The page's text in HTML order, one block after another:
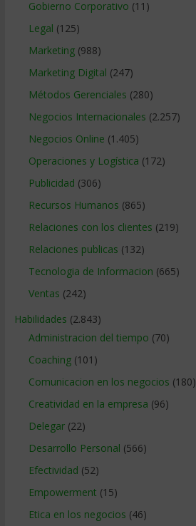
Gobierno Corporativo (11)
Legal (125)
Marketing(988)
Marketing Digital (247)
Métodos Gerenciales (280)
Negocios Internacionales (2.257)
Negocios Online (1.405)
Operaciones y Logística (172)
Publicidad (306)
Recursos Humanos (865)
Relaciones con los clientes (219)
Relaciones publicas (132)
Tecnologia de Informacion (665)
Ventas (242)
Habilidades (2.843)
Administracion del tiempo (70)
Coaching(101)
Comunicacion en los negocios (180)
Creatividad en la empresa (96)
Delegar(22)
Desarrollo Personal (566)
Efectividad (52)
Empowerment (15)
Etica en los negocios (46)